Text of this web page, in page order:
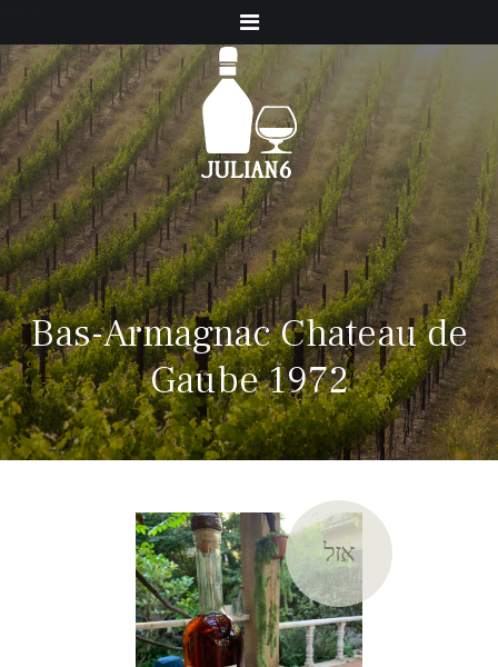
Bas-Armagnac Chateau de
Gaube 1972
אזל